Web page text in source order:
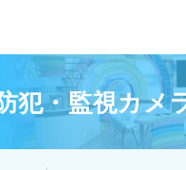
犯・監視カメ